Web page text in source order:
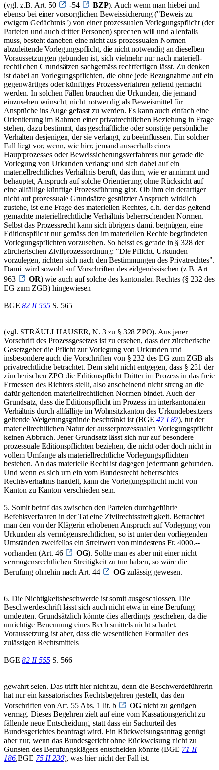
(vgl. z.B. Art. 50 -54 BZP). Auch wenn man hiebei und
ebenso bei einer vorsorglichen Beweissicherung ("Beweis zu
ewigem Gedächtnis") von einer prozessualen Vorlegungspflicht (der
Parteien und auch dritter Personen) sprechen will und allenfalls
muss, besteht daneben eine nicht aus prozessualen Normen
abzuleitende Vorlegungspflicht, die nicht notwendig an dieselben
Voraussetzungen gebunden ist, sich vielmehr nur nach materiell-
rechtlichen Grundsätzen sachgemäss rechtfertigen lässt. Zu denken
ist dabei an Vorlegungspflichten, die ohne jede Bezugnahme auf ein
gegenwärtiges oder künftiges Prozessverfahren geltend gemacht
werden. In solchen Fällen brauchen die Urkunden, die jemand
einzusehen wünscht, nicht notwendig als Beweismittel für
Ansprüche ins Auge gefasst zu werden. Es kann auch einfach eine
Orientierung im Rahmen einer privatrechtlichen Beziehung in Frage
stehen, dazu bestimmt, das geschäftliche oder sonstige persönliche
Verhalten desjenigen, der sie verlangt, zu beeinflussen. Ein solcher
Fall liegt vor, wenn, wie hier, jemand ausserhalb eines
Hauptprozesses oder Beweissicherungsverfahrens nur gerade die
Vorlegung von Urkunden verlangt und sich dabei auf ein
materiellrechtliches Verhältnis beruft, das ihm, wie er annimmt und
behauptet, Anspruch auf solche Orientierung ohne Rücksicht auf
eine allfällige künftige Prozessführung gibt. Ob ihm ein derartiger
nicht auf prozessuale Grundsätze gestützter Anspruch wirklich
zustehe, ist eine Frage des materiellen Rechtes, d.h. der das geltend
gemachte materiellrechtliche Verhältnis beherrschenden Normen.
Selbst das Prozessrecht kann sich übrigens damit begnügen, eine
Editionspflicht nur gemäss den im materiellen Rechte begründeten
Vorlegungspflichten vorzusehen. So heisst es gerade in § 328 der
zürcherischen Zivilprozessordnung: "Die Pflicht, Urkunden
vorzulegen, richten sich nach den Bestimmungen des Privatrechtes".
Damit wird sowohl auf Vorschriften des eidgenössischen (z.B. Art.
963
OR) wie auch auf solche des kantonalen Rechtes (§ 232 des
EG zum ZGB) hingewiesen
BGE 82 II 555 S. 565
(vgl. STRÄULI-HAUSER, N. 3 zu § 328 ZPO). Aus jener
Vorschrift des Prozessgesetzes ist zu ersehen, dass der zürcherische
Gesetzgeber die Pflicht zur Vorlegung von Urkunden und
insbesondere auch die Vorschriften von § 232 des EG zum ZGB als
privatrechtliche betrachtet. Dem steht nicht entgegen, dass § 231 der
zürcherischen ZPO die Editionspflicht Dritter im Prozess in das freie
Ermessen des Richters stellt, also anscheinend nicht streng an die
dafür geltenden materiellrechtlichen Normen bindet. Auch der
Grundsatz, dass die Editionspflicht im Prozess im interkantonalen
Verhältnis durch allfällige im Wohnsitzkanton des Urkundebesitzers
geltende Weigerungsgründe beschränkt ist (BGE 47 I 87), tut der
materiellrechtlichen Natur der ausserprozessualen Vorlegungspflicht
keinen Abbruch. Jener Grundsatz lässt sich nur auf besondere
prozessuale Editionspflichten beziehen, die nicht oder doch nicht in
vollem Umfange als materiellrechtliche Vorlegungspflichten
bestehen. An das materielle Recht ist dagegen jedermann gebunden.
Und wenn es sich um ein vom Bundesrecht beherrschtes
Rechtsverhältnis handelt, kann die Vorlegungspflicht nicht von
Kanton zu Kanton verschieden sein.
5. Somit betraf das zwischen den Parteien durchgeführte
Befehlsverfahren in der Tat eine Zivilrechtsstreitigkeit. Betrachtet
man den von der Klägerin erhobenen Anspruch auf Vorlegung von
Urkunden als vermögensrechtlichen, so ist unter den vorliegenden
Umständen zweifellos ein Streitwert von mindestens Fr. 4000.--
vorhanden (Art. 46
OG). Sollte man es aber mit einer nicht
vermögensrechtlichen Streitigkeit zu tun haben, so wäre die
Berufung ohnehin nach Art. 44
OG zulässig gewesen.
6. Die Nichtigkeitsbeschwerde ist somit ausgeschlossen. Die
Beschwerdeschrift lässt sich auch nicht etwa in eine Berufung
umdeuten. Grundsätzlich könnte dies allerdings geschehen, da die
unrichtige Benennung eines Rechtsmittels nicht schadet.
Voraussetzung ist aber, dass die wesentlichen Formalien des
zulässigen Rechtsmittels
BGE 82 II 555 S. 566
gewahrt seien. Das trifft hier nicht zu, denn die Beschwerdeführerin
hat nur ein kassatorisches Rechtsbegehren gestellt, das den
Vorschriften von Art. 55 Abs. 1 lit. b
OG nicht zu genügen
vermag. Dieses Begehren zielt auf eine vom Kassationsgericht zu
fällende neue Entscheidung, statt dass ein Sachurteil des
Bundesgerichtes beantragt wird. Ein Rückweisungsantrag genügt
aber nur, wenn das Bundesgericht ohne Rückweisung nicht zu
Gunsten des Berufungsklägers entscheiden könnte (BGE 71 II
186,BGE 75 II 230), was hier nicht der Fall ist.